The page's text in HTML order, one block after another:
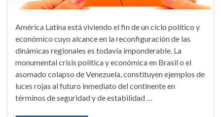
América Latina está viviendo el fin de un ciclo político y
económico cuyo alcance en la reconfiguración de las
dinámicas regionales es todavía imponderable. La
monumental crisis política y económica en Brasil o el
asomado colapso de Venezuela, constituyen ejemplos de
luces rojas al futuro inmediato del continente en
términos de seguridad y de estabilidad …